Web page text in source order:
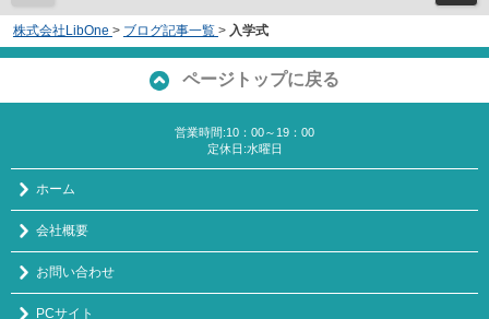
株式会社LibOne > ブログ記事一覧 > 入学式
ページトップに戻る
営業時間:10：00～19：00
定休日:水曜日
ホーム
会社概要
お問い合わせ
PCサイト